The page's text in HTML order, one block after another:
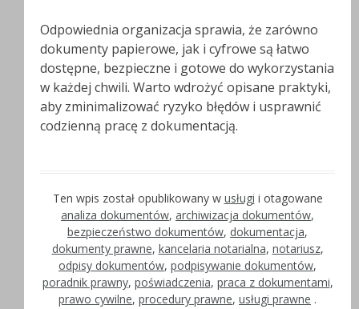
Odpowiednia organizacja sprawia, że zarówno
dokumenty papierowe, jak i cyfrowe są łatwo
dostępne, bezpieczne i gotowe do wykorzystania
w każdej chwili. Warto wdrożyć opisane praktyki,
aby zminimalizować ryzyko błędów i usprawnić
codzienną pracę z dokumentacją.
Ten wpis został opublikowany w usługi i otagowane
analiza dokumentów, archiwizacja dokumentów,
bezpieczeństwo dokumentów, dokumentacja,
dokumenty prawne, kancelaria notarialna, notariusz,
odpisy dokumentów, podpisywanie dokumentów,
poradnik prawny, poświadczenia, praca z dokumentami,
prawo cywilne, procedury prawne, usługi prawne .